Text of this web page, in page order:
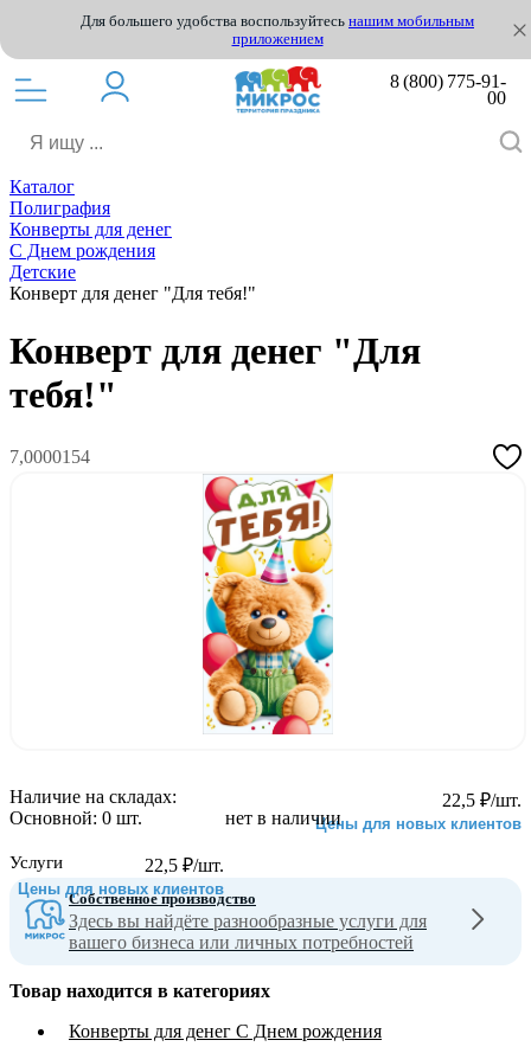
Для большего удобства воспользуйтесь нашим мобильным
приложением
8 (800) 775-91-
00
Каталог
Полиграфия
Конверты для денег
С Днем рождения
Детские
Конверт для денег "Для тебя!"
Конверт для денег "Для
тебя!"
7,0000154
22,5 ₽/шт.
Цены для новых клиентов
нет в наличии
22,5 ₽/шт.
Цены для новых клиентов
Наличие на складах:
Основной: 0 шт.
Услуги
Собственное производство
Здесь вы найдёте разнообразные услуги для
вашего бизнеса или личных потребностей
Товар находится в категориях
Конверты для денег С Днем рождения